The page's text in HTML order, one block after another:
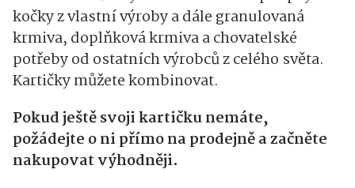
kočky z vlastní výroby a dále granulovaná
krmiva, doplňková krmiva a chovatelské
potřeby od ostatních výrobců z celého světa.
Kartičky můžete kombinovat.
Pokud ještě svoji kartičku nemáte,
požádejte o ni přímo na prodejně a začněte
nakupovat výhodněji.